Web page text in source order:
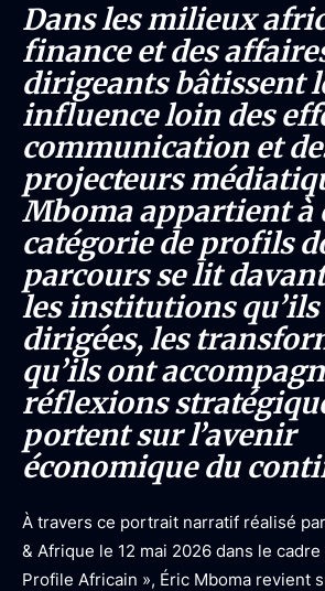
Dans les milieux
finance et des
dirigeants bâtissent
influence loin des
communication et
projecteurs
Mboma appartient à
catégorie de profils
parcours se lit
les institutions
dirigées, les
qu’ils ont
réflexions
portent sur l’avenir
économique du
À travers ce portrait narratif réalisé
& Afrique le 12 mai 2026 dans le
Profile Africain », Éric Mboma revient